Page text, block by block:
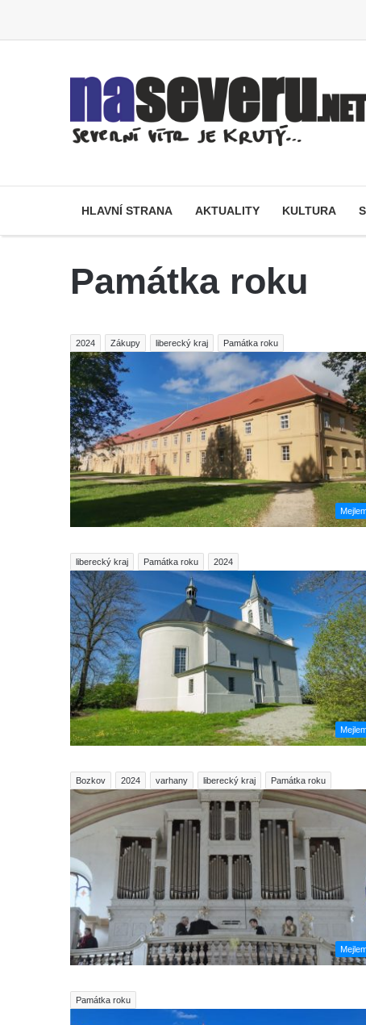
HLAVNÍ STRANA AKTUALITY KULTURA
Památka roku
2024 Zákupy liberecký kraj Památka roku
liberecký kraj Památka roku 2024
Bozkov 2024 varhany liberecký kraj Památka roku
Památka roku